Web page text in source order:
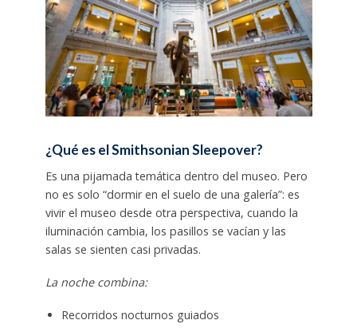
¿Qué es el Smithsonian Sleepover?
Es una pijamada temática dentro del museo. Pero
no es solo “dormir en el suelo de una galería”: es
vivir el museo desde otra perspectiva, cuando la
iluminación cambia, los pasillos se vacían y las
salas se sienten casi privadas.
La noche combina:
Recorridos nocturnos guiados